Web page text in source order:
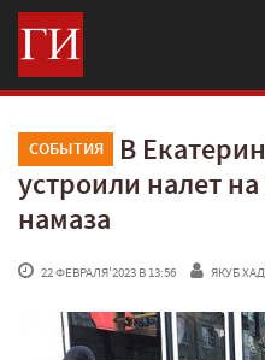
СОБЫТИЯ
В
устроили налет
намаза
22 ФЕВРАЛЯ'2023 В 13:56 ЯКУБ